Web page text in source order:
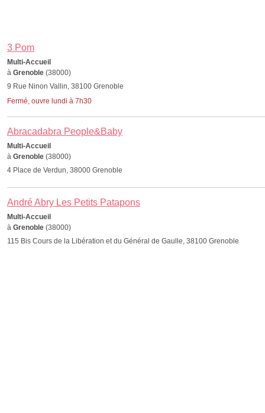
3 Pom
Multi-Accueil
à Grenoble (38000)
9 Rue Ninon Vallin, 38100 Grenoble
Fermé, ouvre lundi à 7h30
Abracadabra People&Baby
Multi-Accueil
à Grenoble (38000)
4 Place de Verdun, 38000 Grenoble
André Abry Les Petits Patapons
Multi-Accueil
à Grenoble (38000)
115 Bis Cours de la Libération et du Général de Gaulle, 38100 Grenoble